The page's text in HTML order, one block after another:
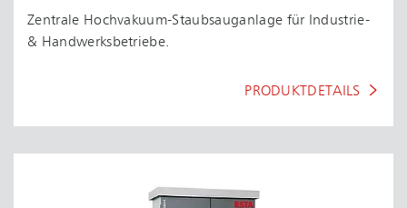
Zentrale Hoch­va­ku­um-Staub­saug­an­la­ge für Industrie-
& Hand­werks­be­trie­be.
PRODUKTDETAILS